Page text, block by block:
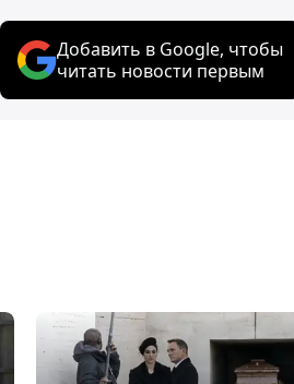
Добавить в Google, чтобы
читать новости первым